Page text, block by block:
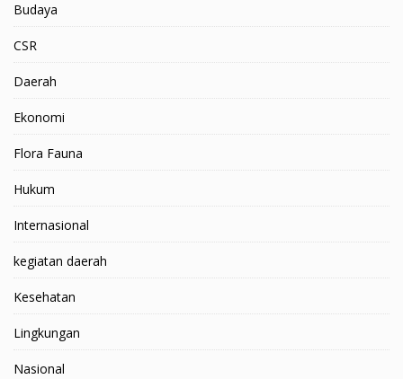
Budaya
CSR
Daerah
Ekonomi
Flora Fauna
Hukum
Internasional
kegiatan daerah
Kesehatan
Lingkungan
Nasional